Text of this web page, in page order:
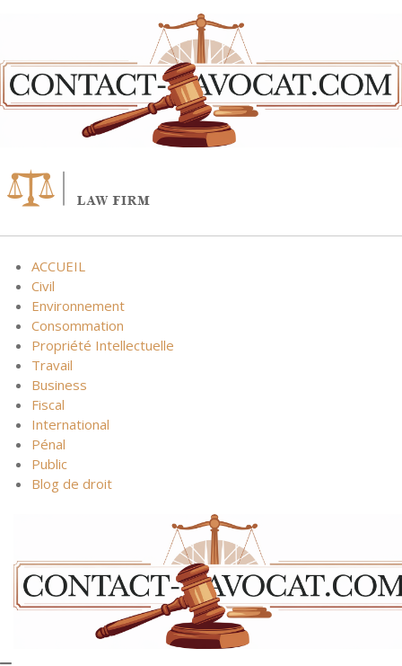
ACCUEIL
Civil
Environnement
Consommation
Propriété Intellectuelle
Travail
Business
Fiscal
International
Pénal
Public
Blog de droit